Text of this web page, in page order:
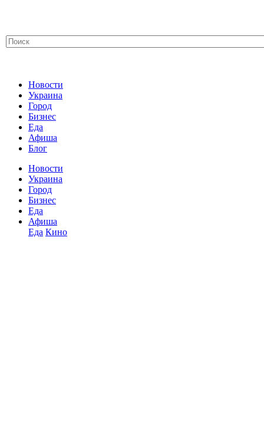
Новости
Украина
Город
Бизнес
Еда
Афиша
Блог
Новости
Украина
Город
Бизнес
Еда
Афиша
Еда Кино